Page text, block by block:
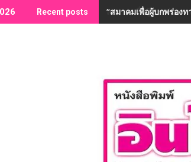
Recent posts “สมาคมเพื่อผู้บกพร่องท